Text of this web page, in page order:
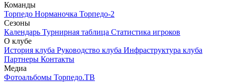
Команды
Торпедо Норманочка Торпедо-2
Сезоны
Календарь Турнирная таблица Статистика игроков
О клубе
История клуба Руководство клуба Инфраструктура клуба
Партнеры Контакты
Медиа
Фотоальбомы Торпедо.ТВ